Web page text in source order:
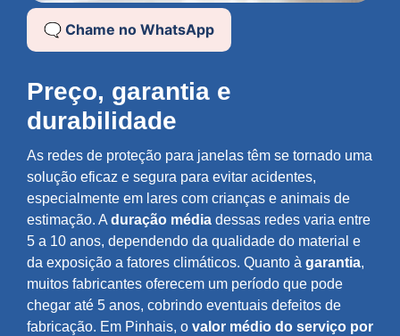
🗨️ Chame no WhatsApp
Preço, garantia e
durabilidade
As redes de proteção para janelas têm se tornado uma
solução eficaz e segura para evitar acidentes,
especialmente em lares com crianças e animais de
estimação. A duração média dessas redes varia entre
5 a 10 anos, dependendo da qualidade do material e
da exposição a fatores climáticos. Quanto à garantia,
muitos fabricantes oferecem um período que pode
chegar até 5 anos, cobrindo eventuais defeitos de
fabricação. Em Pinhais, o valor médio do serviço por